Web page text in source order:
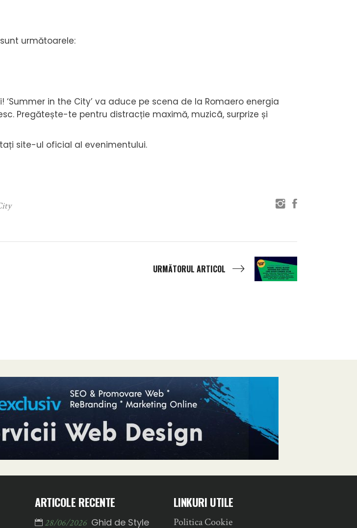
următoarele:
in the City’ va aduce pe scena de la Romaero energia
Pregătește-te pentru distracție maximă, muzicã, surprize și
site-ul oficial al evenimentului.
URMĂTORUL ARTICOL
ARTICOLE RECENTE
28/06/2026 Ghid de Style
LINKURI UTILE
Politica Cookie